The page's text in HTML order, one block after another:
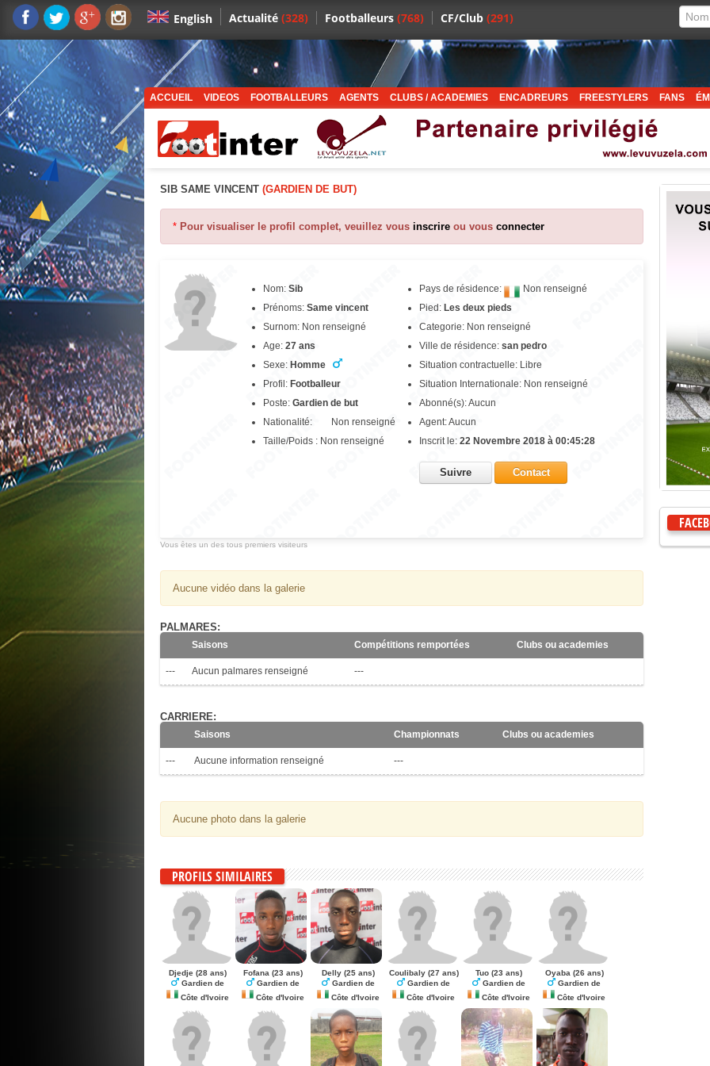
English Actualité (328) Footballeurs (768) CF/Club (291)
ACCUEIL VIDEOS FOOTBALLEURS AGENTS CLUBS / ACADEMIES ENCADREURS FREESTYLERS FANS
SIB SAME VINCENT (GARDIEN DE BUT)
* Pour visualiser le profil complet, veuillez vous inscrire ou vous connecter
Nom: Sib
Prénoms: Same vincent
Surnom: Non renseigné
Age: 27 ans
Sexe: Homme
Profil: Footballeur
Poste: Gardien de but
Nationalité: Non renseigné
Taille/Poids : Non renseigné
Pays de résidence: Non renseigné
Pied: Les deux pieds
Categorie: Non renseigné
Ville de résidence: san pedro
Situation contractuelle: Libre
Situation Internationale: Non renseigné
Abonné(s): Aucun
Agent: Aucun
Inscrit le: 22 Novembre 2018 à 00:45:28
Suivre Contact
Vous êtes un des tous premiers visiteurs
Aucune vidéo dans la galerie
PALMARES:
Saisons Compétitions remportées Clubs ou academies
--- Aucun palmares renseigné ---
CARRIERE:
Saisons Championnats Clubs ou academies
--- Aucune information renseigné ---
Aucune photo dans la galerie
PROFILS SIMILAIRES
Djedje (28 ans)
Gardien de
Côte d'Ivoire
Fofana (23 ans)
Gardien de
Côte d'Ivoire
Delly (25 ans)
Gardien de
Côte d'Ivoire
Coulibaly(27 ans)
Gardien de
Côte d'Ivoire
Tuo (23 ans)
Gardien de
Côte d'Ivoire
Oyaba (26 ans)
Gardien de
Côte d'Ivoire